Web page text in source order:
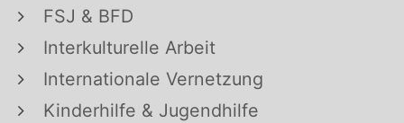
FSJ & BFD
Interkulturelle Arbeit
Internationale Vernetzung
Kinderhilfe & Jugendhilfe